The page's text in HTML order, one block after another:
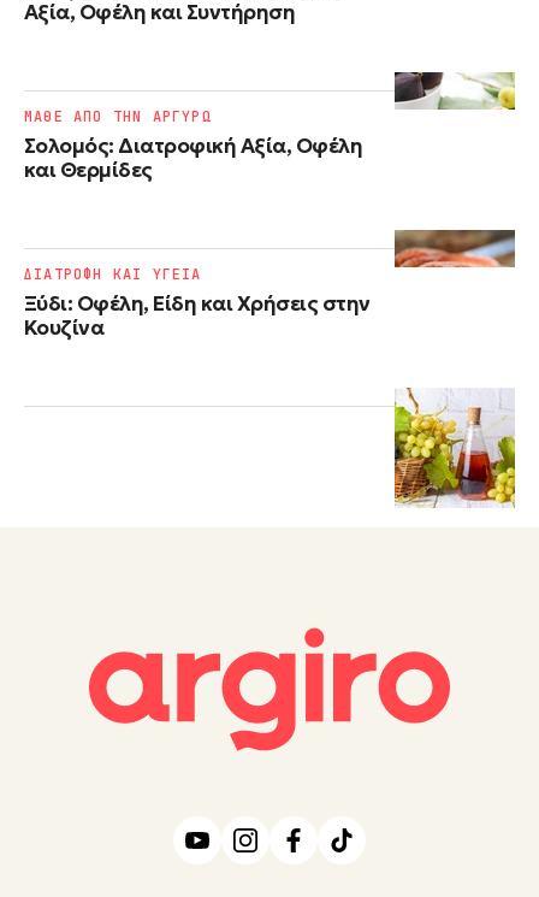
Αξία, Οφέλη και Συντήρηση
Σολομός: Διατροφική Αξία, Οφέλη
και Θερμίδες
ΜΑΘΕ ΑΠΟ ΤΗΝ ΑΡΓΥΡΩ
Ξύδι: Οφέλη, Είδη και Χρήσεις στην
Κουζίνα
ΔΙΑΤΡΟΦΗ ΚΑΙ ΥΓΕΙΑ